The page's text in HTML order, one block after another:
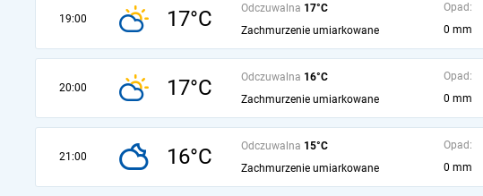
19:00 17°C Odczuwalna 17°C
Zachmurzenie umiarkowane
Opad:
0 mm
20:00 17°C Odczuwalna 16°C
Zachmurzenie umiarkowane
Opad:
0 mm
21:00 16°C Odczuwalna 15°C
Zachmurzenie umiarkowane
Opad:
0 mm